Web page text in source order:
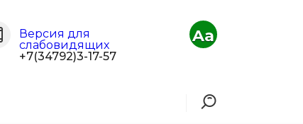
Версия для
слабовидящих
+7(34792)3-17-57
Aa